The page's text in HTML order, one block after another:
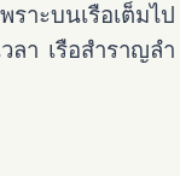
าะบนเรือเต็มไป
ลา เรือสำราญลำ